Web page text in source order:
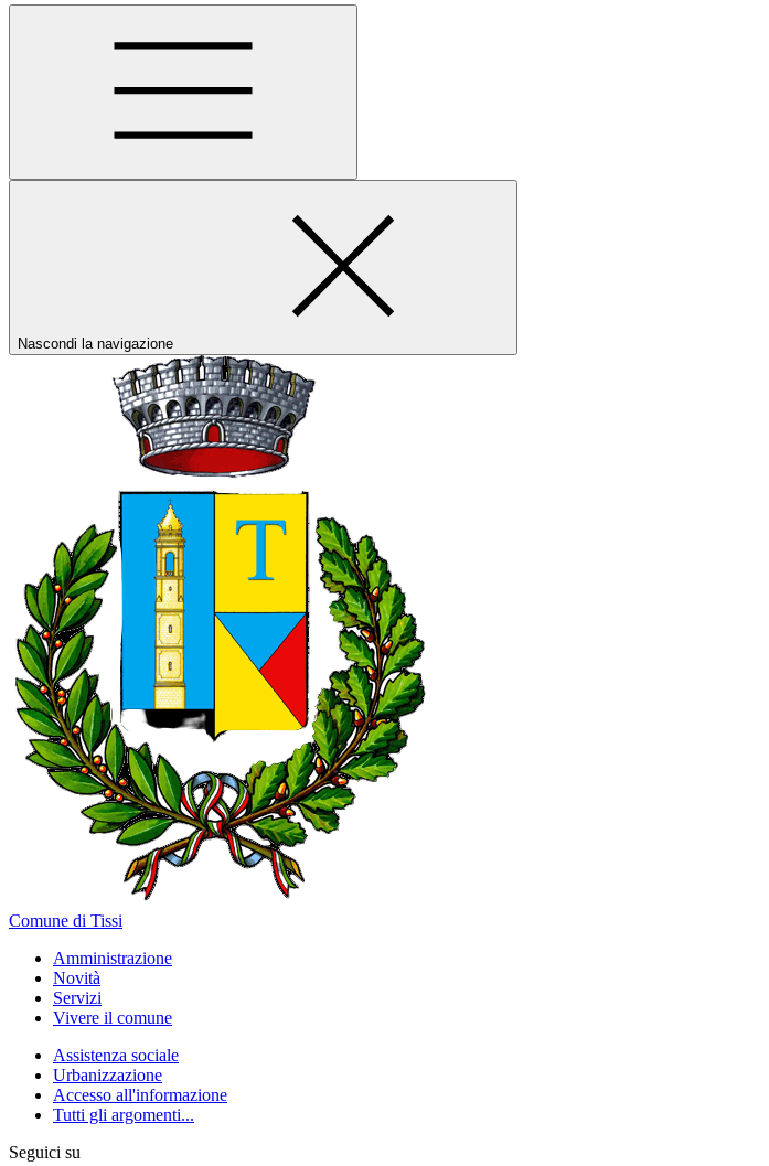
Nascondi la navigazione
Comune di Tissi
Amministrazione
Novità
Servizi
Vivere il comune
Assistenza sociale
Urbanizzazione
Accesso all'informazione
Tutti gli argomenti...
Seguici su